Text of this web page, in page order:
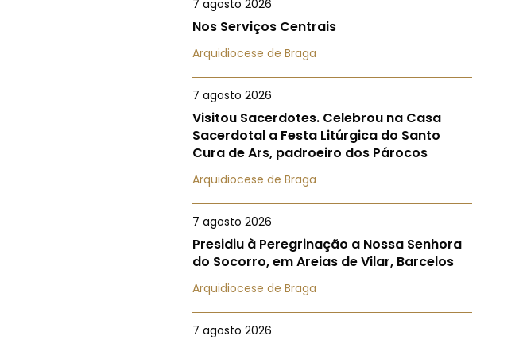
7 agosto 2026
Nos Serviços Centrais
Arquidiocese de Braga
7 agosto 2026
Visitou Sacerdotes. Celebrou na Casa
Sacerdotal a Festa Litúrgica do Santo
Cura de Ars, padroeiro dos Párocos
Arquidiocese de Braga
7 agosto 2026
Presidiu à Peregrinação a Nossa Senhora
do Socorro, em Areias de Vilar, Barcelos
Arquidiocese de Braga
7 agosto 2026